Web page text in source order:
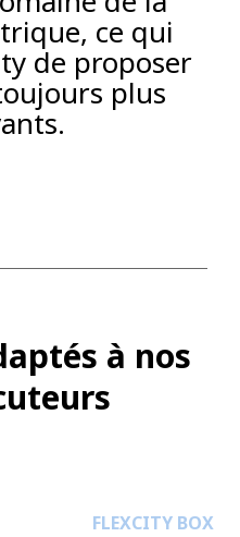
ce qui
de proposer
plus
à nos
FLEXCITY BOX